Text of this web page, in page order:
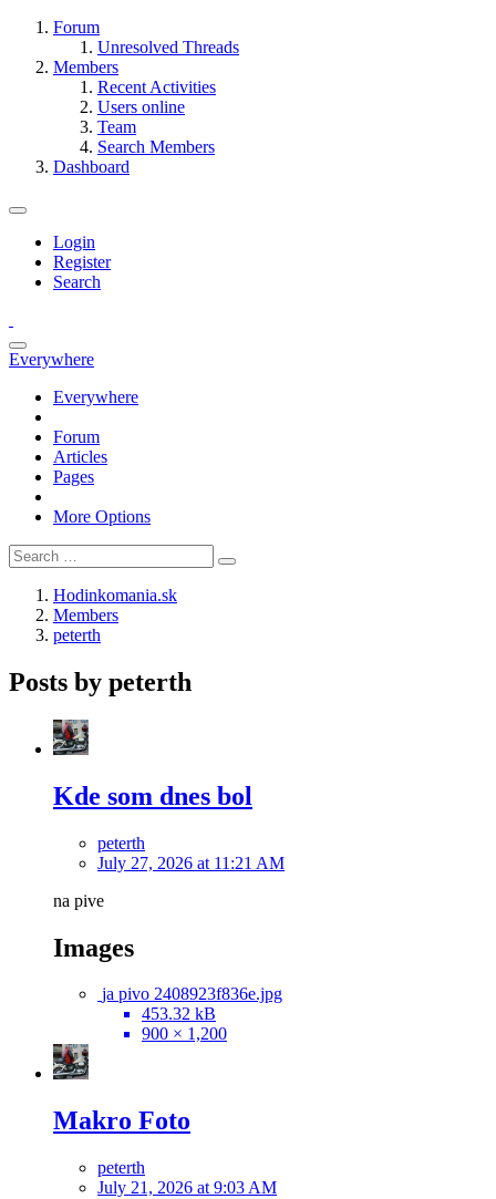
Forum
Unresolved Threads
Members
Recent Activities
Users online
Team
Search Members
Dashboard
Login
Register
Search
Everywhere
Everywhere
Forum
Articles
Pages
More Options
Hodinkomania.sk
Members
peterth
Posts by peterth
Kde som dnes bol
peterth
July 27, 2026 at 11:21 AM
na pive
Images
ja pivo 2408923f836e.jpg
453.32 kB
900 × 1,200
Makro Foto
peterth
July 21, 2026 at 9:03 AM